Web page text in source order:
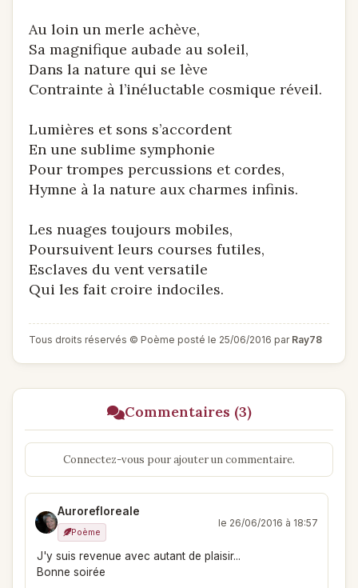
Au loin un merle achève,
Sa magnifique aubade au soleil,
Dans la nature qui se lève
Contrainte à l’inéluctable cosmique réveil.
Lumières et sons s’accordent
En une sublime symphonie
Pour trompes percussions et cordes,
Hymne à la nature aux charmes infinis.
Les nuages toujours mobiles,
Poursuivent leurs courses futiles,
Esclaves du vent versatile
Qui les fait croire indociles.
Tous droits réservés © Poème posté le 25/06/2016 par Ray78
Commentaires (3)
Connectez-vous pour ajouter un commentaire.
Aurorefloreale
Poème
le 26/06/2016 à 18:57
J'y suis revenue avec autant de plaisir...
Bonne soirée